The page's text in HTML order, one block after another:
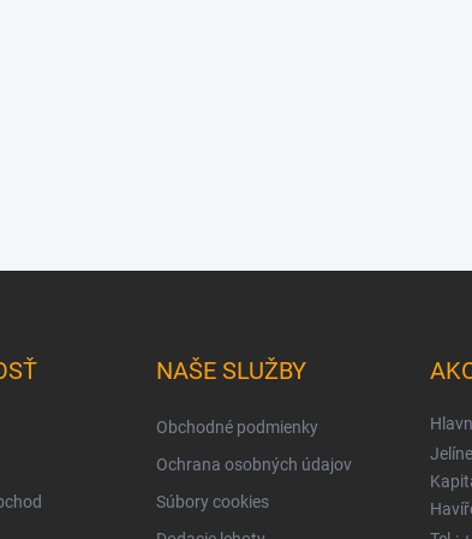
NAŠE SLUŽBY
Obchodné podmienky
Ochrana osobných údajov
Súbory cookies